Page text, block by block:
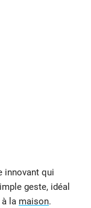
innovant qui
geste, idéal
à la maison.